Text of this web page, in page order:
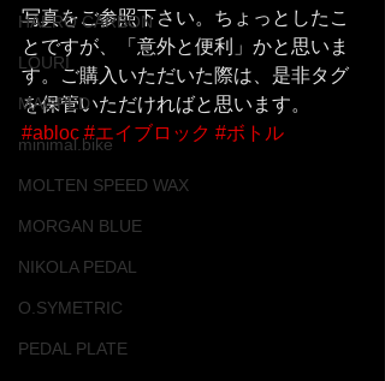
HAERO CARBON
LOURI
MAGPED
minimal.bike
MOLTEN SPEED WAX
MORGAN BLUE
NIKOLA PEDAL
O.SYMETRIC
PEDAL PLATE
写真をご参照下さい。ちょっとしたこ
とですが、「意外と便利」かと思いま
す。ご購入いただいた際は、是非タグ
を保管いただければと思います。
#abloc #エイブロック #ボトル